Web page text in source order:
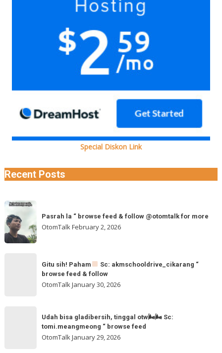
Special Diskon Link
Recent Posts
Pasrah
la
browse
@otomtalk
Pasrah la “ browse feed & follow @otomtalk for more
OtomTalkFebruary 2, 2026
akmschooldrive_cikarang
Gitu sih! Paham
Sc: akmschooldrive_cikarang “
browse feed & follow
OtomTalkJanuary 30, 2026
gladibersih,
Udah bisa gladibersih, tinggal otw🌬🌬 Sc:
tomi.meangmeong “ browse feed
OtomTalkJanuary 29, 2026